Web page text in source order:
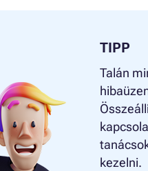
TIPP
Talán
kezelni.